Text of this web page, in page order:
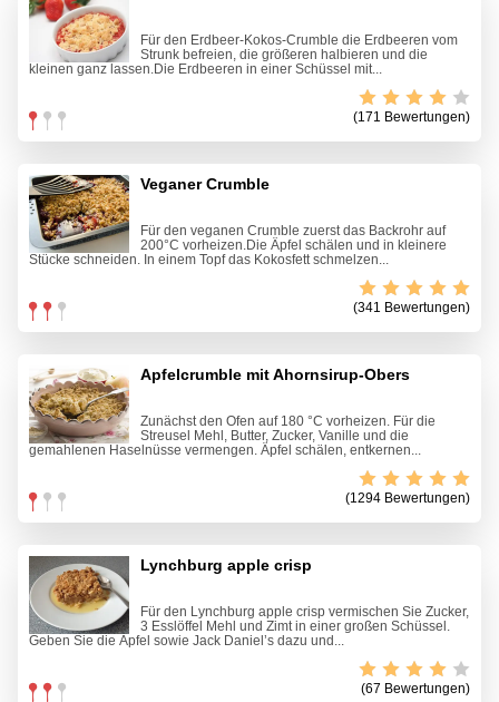
Für den Erdbeer-Kokos-Crumble die Erdbeeren vom
Strunk befreien, die größeren halbieren und die
kleinen ganz lassen.Die Erdbeeren in einer Schüssel mit...
(171 Bewertungen)
Veganer Crumble
Für den veganen Crumble zuerst das Backrohr auf
200°C vorheizen.Die Äpfel schälen und in kleinere
Stücke schneiden. In einem Topf das Kokosfett schmelzen...
(341 Bewertungen)
Apfelcrumble mit Ahornsirup-Obers
Zunächst den Ofen auf 180 °C vorheizen. Für die
Streusel Mehl, Butter, Zucker, Vanille und die
gemahlenen Haselnüsse vermengen. Äpfel schälen, entkernen...
(1294 Bewertungen)
Lynchburg apple crisp
Für den Lynchburg apple crisp vermischen Sie Zucker,
3 Esslöffel Mehl und Zimt in einer großen Schüssel.
Geben Sie die Äpfel sowie Jack Daniel’s dazu und...
(67 Bewertungen)